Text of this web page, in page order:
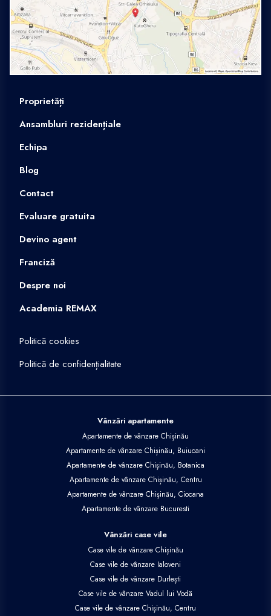
Proprietăți
Ansambluri rezidențiale
Echipa
Blog
Contact
Evaluare gratuita
Devino agent
Franciză
Despre noi
Academia REMAX
Politică cookies
Politică de confidențialitate
Vânzări apartamente
Apartamente de vânzare Chișinău
Apartamente de vânzare Chișinău, Buiucani
Apartamente de vânzare Chișinău, Botanica
Apartamente de vânzare Chișinău, Centru
Apartamente de vânzare Chișinău, Ciocana
Apartamente de vânzare Bucuresti
Vânzări case vile
Case vile de vânzare Chișinău
Case vile de vânzare Ialoveni
Case vile de vânzare Durlești
Case vile de vânzare Vadul lui Vodă
Case vile de vânzare Chișinău, Centru